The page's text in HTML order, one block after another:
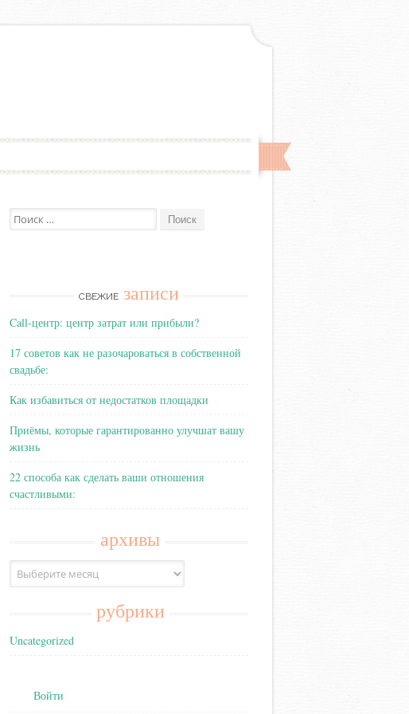
Поиск:
СВЕЖИЕ записи
Call-центр: центр затрат или прибыли?
17 советов как не разочароваться в собственной
свадьбе:
Как избавиться от недостатков площадки
Приёмы, которые гарантированно улучшат вашу
жизнь
22 способа как сделать ваши отношения
счастливыми:
архивы
Архивы
рубрики
Uncategorized
Войти